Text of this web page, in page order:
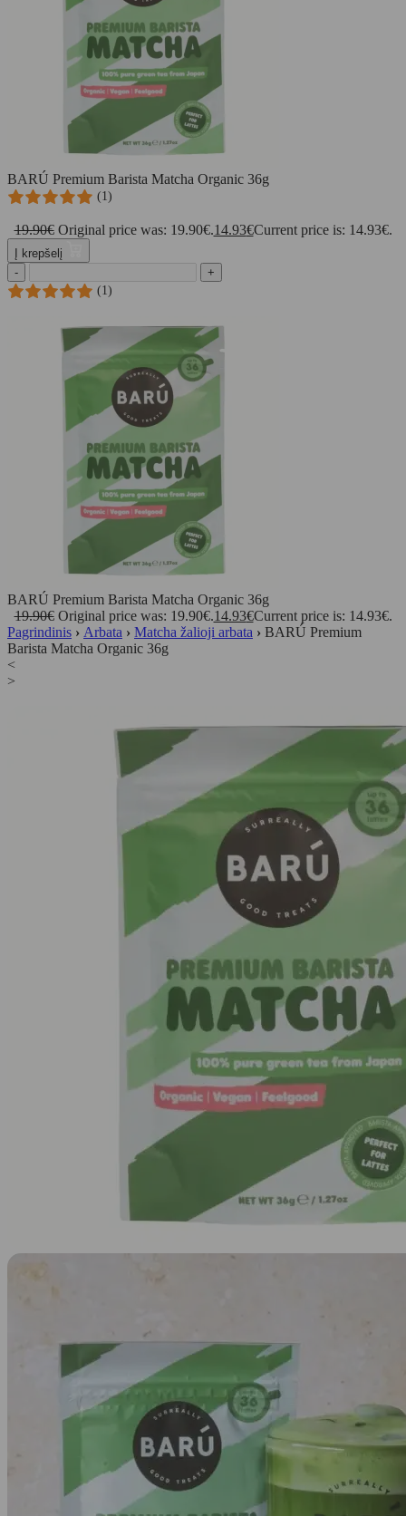
BARÚ Premium Barista Matcha Organic 36g
(1)
19.90€ Original price was: 19.90€.14.93€Current price is: 14.93€.
Į krepšelį
-
+
(1)
BARÚ Premium Barista Matcha Organic 36g
19.90€ Original price was: 19.90€.14.93€Current price is: 14.93€.
Pagrindinis › Arbata › Matcha žalioji arbata › BARÚ Premium
Barista Matcha Organic 36g
<
>